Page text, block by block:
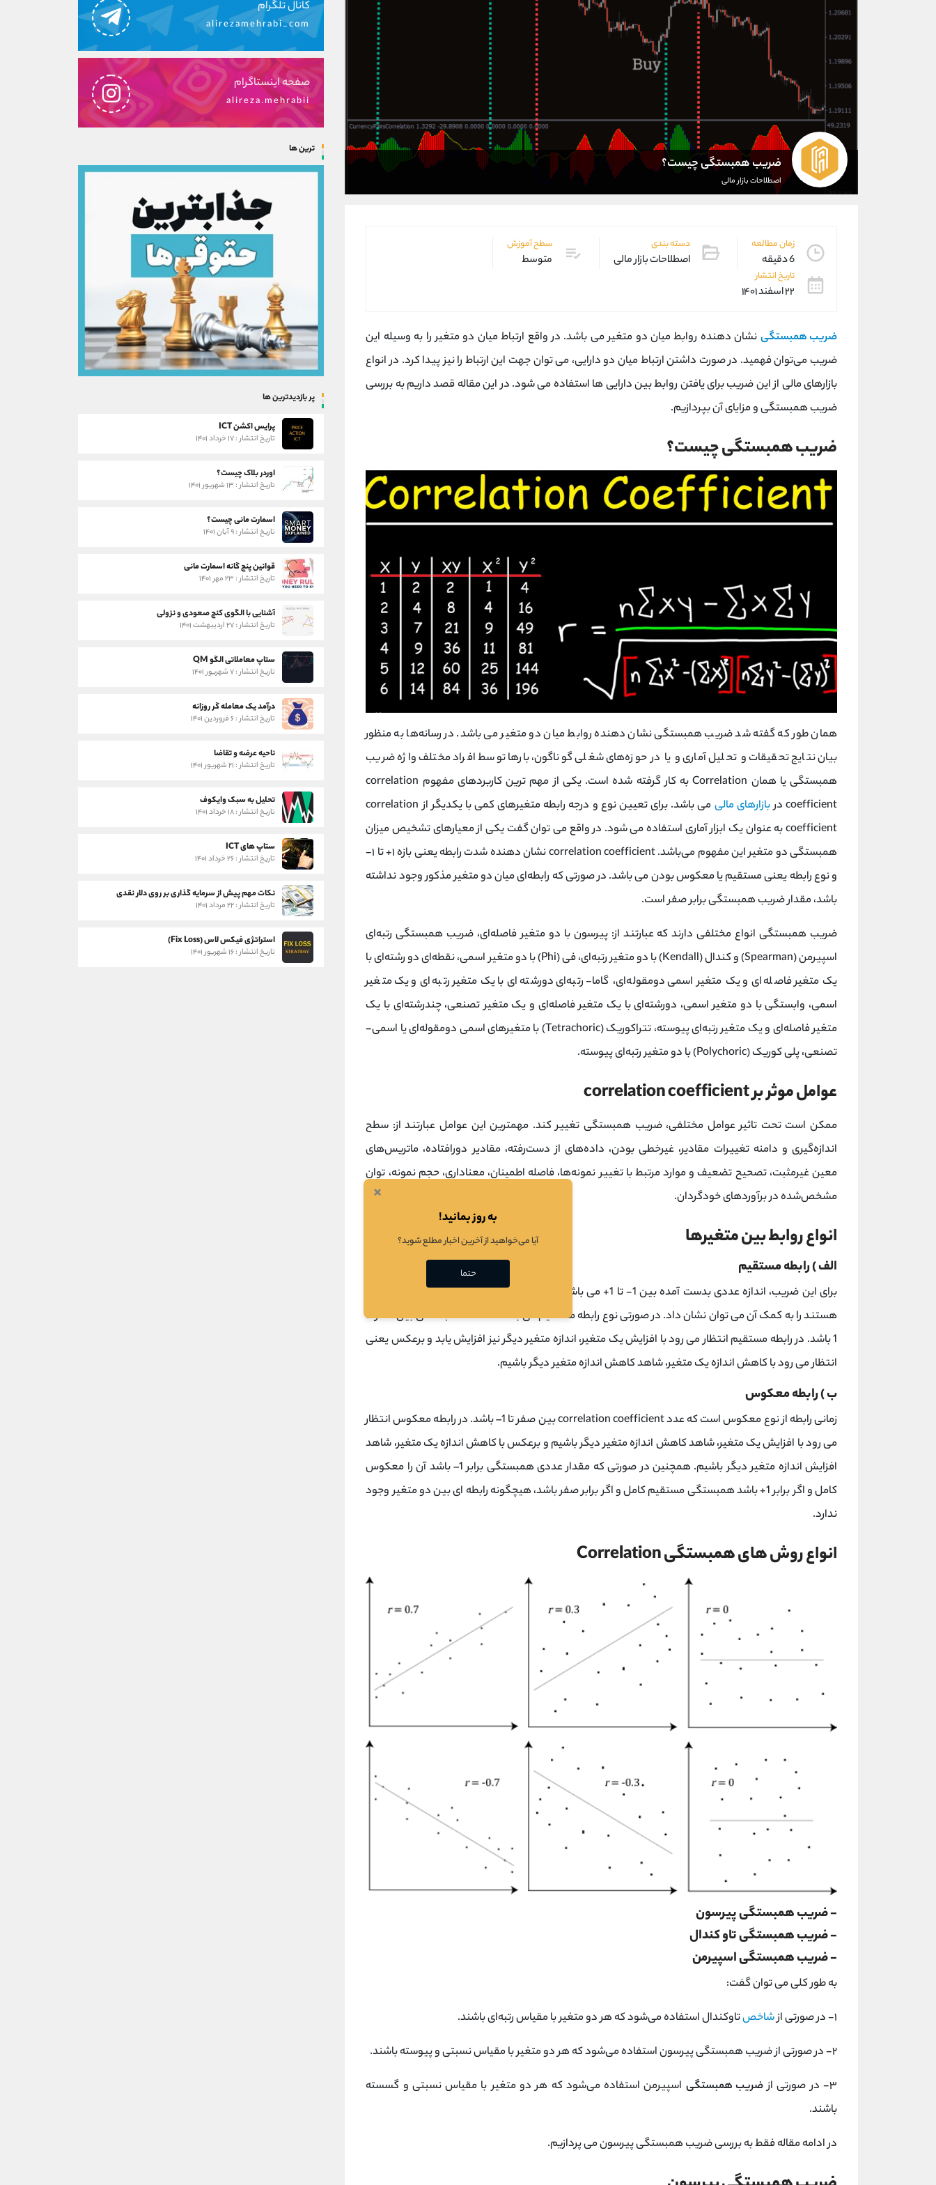
ضریب همبستگی چیست؟
اصطلاحات بازار مالی
زمان مطالعه
6 دقیقه
دسته بندی
اصطلاحات بازار مالی
سطح آموزش
متوسط
تاریخ انتشار
۲۲ اسفند ۱۴۰۱
ضریب همبستگی نشان دهنده روابط میان دو متغیر می باشد. در واقع ارتباط میان دو متغیر را به وسیله این
ضریب می‌توان فهمید. در صورت داشتن ارتباط میان دو دارایی، می توان جهت این ارتباط را نیز پیدا کرد. در انواع
بازارهای مالی از این ضریب برای یافتن روابط بین دارایی ها استفاده می شود. در این مقاله قصد داریم به بررسی
ضریب همبستگی و مزایای آن بپردازیم.
ضریب همبستگی چیست؟
همان طور که گفته شد ضریب همبستگی نشان دهنده روابط میان دو متغیر می باشد. در رسانه‌ها به منظور
بیان نتایج تحقیقات و تحلیل آماری و یا در حوزه‌های شغلی گوناگون، بارها توسط افراد مختلف واژه ضریب
همبستگی یا همان Correlation به کار گرفته شده است. یکی از مهم ترین کاربردهای مفهوم correlation
coefficient در
بازارهای مالی
می باشد. برای تعیین نوع و درجه رابطه متغیرهای کمی با یکدیگر از correlation
coefficient به عنوان یک ابزار آماری استفاده می شود. در واقع می توان گفت یکی از معیارهای تشخیص میزان
همبستگی دو متغیر این مفهوم می‌باشد. correlation coefficient نشان دهنده شدت رابطه یعنی بازه ۱+ تا ۱-
و نوع رابطه یعنی مستقیم یا معکوس بودن می باشد. در صورتی که رابطه‌ای میان دو متغیر مذکور وجود نداشته
باشد، مقدار ضریب همبستگی برابر صفر است.
ضریب همبستگی انواع مختلفی دارند که عبارتند از: پیرسون با دو متغیر فاصله‌ای، ضریب همبستگی رتبه‌ای
اسپیرمن (Spearman) و کندال (Kendall) با دو متغیر رتبه‌ای، فی (Phi) با دو متغیر اسمی، نقطه‌ای دو رشته‌ای با
یک متغیر فاصله‌ای و یک متغیر اسمی دومقوله‌ای، گاما- رتبه‌ای دورشته‌ای با یک متغیر رتبه‌ای و یک متغیر
اسمی، وابستگی با دو متغیر اسمی، دورشته‌ای با یک متغیر فاصله‌ای و یک متغیر تصنعی، چندرشته‌ای با یک
متغیر فاصله‌ای و یک متغیر رتبه‌ای پیوسته، تتراکوریک (Tetrachoric) با متغیرهای اسمی دومقوله‌ای یا اسمی-
تصنعی، پلی کوریک (Polychoric) با دو متغیر رتبه‌ای پیوسته.
عوامل موثر بر correlation coefficient
ممکن است تحت تاثیر عوامل مختلفی، ضریب همبستگی تغییر کند. مهمترین این عوامل عبارتند از: سطح
اندازه‌گیری و دامنه تغییرات مقادیر، غیرخطی بودن، داده‌های از دست‌رفته، مقادیر دورافتاده، ماتریس‌های
معین غیرمثبت، تصحیح تضعیف و موارد مرتبط با تغییر نمونه‌ها، فاصله اطمینان، معناداری، حجم‌ نمونه، توان
مشخص‌شده در برآوردهای خودگردان.
انواع روابط بین متغیرها
الف ) رابطه مستقیم
برای این ضریب، اندازه عددی بدست آمده بین 1- تا 1+ می باشد که درجه ای را که دو متغیر بایکدیگر در ارتباط
هستند را به کمک آن می توان نشان داد. در صورتی نوع رابطه مستقیم می باشد که عدد همبستگی بین صفر تا
1 باشد. در رابطه مستقیم انتظار می رود با افزایش یک متغیر، اندازه متغیر دیگر نیز افزایش یابد و برعکس یعنی
انتظار می رود با کاهش اندازه یک متغیر، شاهد کاهش اندازه متغیر دیگر باشیم.
ب ) رابطه معکوس
زمانی رابطه از نوع معکوس است که عدد correlation coefficient بین صفر تا 1– باشد. در رابطه معکوس انتظار
می رود با افزایش یک متغیر، شاهد کاهش اندازه متغیر دیگر باشیم و برعکس با کاهش اندازه یک متغیر، شاهد
افزایش اندازه متغیر دیگر باشیم. همچنین در صورتی که مقدار عددی همبستگی برابر 1– باشد آن را معکوس
کامل و اگر برابر 1+ باشد همبستگی مستقیم کامل و اگر برابر صفر باشد، هیچگونه رابطه ای بین دو متغیر وجود
ندارد.
انواع روش های همبستگی Correlation
- ضریب همبستگی پیرسون
- ضریب همبستگی تاو کندال
- ضریب همبستگی اسپیرمن
به طور کلی می توان گفت:
۱- در صورتی از
شاخصتاوکندال استفاده می‌شود که هر دو متغیر با مقیاس رتبه‌ای باشند.
۲- در صورتی از ضریب همبستگی پیرسون استفاده می‌شود که هر دو متغیر با مقیاس نسبتی و پیوسته باشند.
۳- در صورتی از
ضریب همبستگی اسپیرمن استفاده می‌شود که هر دو متغیر با مقیاس نسبتی و گسسته
باشند.
در ادامه مقاله فقط به بررسی ضریب همبستگی پیرسون می پردازیم.
کانال تلگرام
alirezamehrabi_com
صفحه اینستاگرام
alireza.mehrabii
ترین ها
پر بازدیدترین ها
پرایس اکشن ICT
تاریخ انتشار : ۱۷ خرداد ۱۴۰۱
اوردر بلاک چیست؟
تاریخ انتشار : ۱۳ شهریور ۱۴۰۱
اسمارت مانی چیست؟
تاریخ انتشار : ۹ آبان ۱۴۰۱
قوانین پنج گانه اسمارت مانی
تاریخ انتشار : ۲۳ مهر ۱۴۰۱
آشنایی با الگوی کنج صعودی و نزولی
تاریخ انتشار : ۲۷ اردیبهشت ۱۴۰۱
ستاپ معاملاتی الگو QM
تاریخ انتشار : ۷ شهریور ۱۴۰۱
درآمد یک معامله گر روزانه
تاریخ انتشار : ۶ فروردین ۱۴۰۱
ناحیه عرضه و تقاضا
تاریخ انتشار : ۲۱ شهریور ۱۴۰۱
تحلیل به سبک وایکوف
تاریخ انتشار : ۱۸ خرداد ۱۴۰۱
ستاپ های ICT
تاریخ انتشار : ۲۶ خرداد ۱۴۰۱
نکات مهم پیش از سرمایه گذاری بر روی دلار نقدی
تاریخ انتشار : ۲۲ مرداد ۱۴۰۱
استراتژی فیکس لاس (Fix Loss)
تاریخ انتشار : ۱۶ شهریور ۱۴۰۱
×
به روز بمانید!
آیا می‌خواهید از آخرین اخبار مطلع شوید؟
حتما